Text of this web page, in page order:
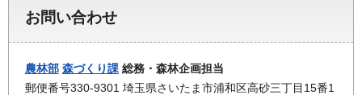
お問い合わせ
農林部 森づくり課 総務・森林企画担当
郵便番号330-9301 埼玉県さいたま市浦和区高砂三丁目15番1